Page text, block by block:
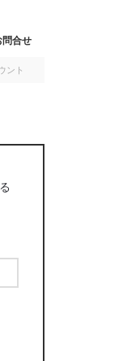
問合せ
ント